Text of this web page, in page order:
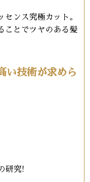
センス究極カット。
ことでツヤのある髪
い技術が求めら
研究!